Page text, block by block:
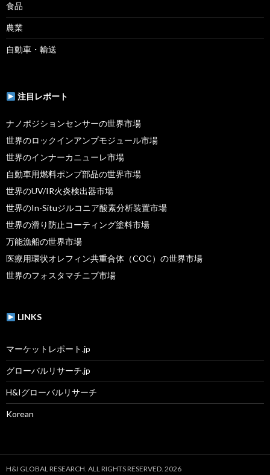
食品
農業
自動車・輸送
注目レポート
ナノポジションセンサーの世界市場
世界のロックインアンプモジュール市場
世界のインナーカニューレ市場
自動車用燃料ポンプ部品の世界市場
世界のUV/IR火炎検出器市場
世界のIn-Situジルコニア酸素分析装置市場
世界の滑り防止コーティング塗料市場
万能漁船の世界市場
医療用環状オレフィン共重合体（COC）の世界市場
世界のフォスタマチニブ市場
LINKS
マーケットレポート.jp
グローバルリサーチ.jp
H&Iグローバルリサーチ
Korean
H&I GLOBAL RESEARCH. ALL RIGHTS RESERVED. 2026